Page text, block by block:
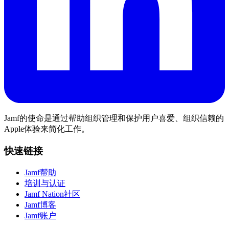
Jamf的使命是通过帮助组织管理和保护用户喜爱、组织信赖的
Apple体验来简化工作。
快速链接
Jamf帮助
培训与认证
Jamf Nation社区
Jamf博客
Jamf账户